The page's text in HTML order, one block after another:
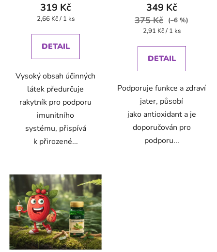
319 Kč
Měrná
2,66 Kč / 1 ks
DETAIL
Vysoký obsah účinných
látek předurčuje
rakytník pro podporu
imunitního
systému, přispívá
k přirozené...
349 Kč
375 Kč
(–6 %)
Měrná
2,91 Kč / 1 ks
DETAIL
Podporuje funkce a zdraví
jater, působí
jako antioxidant a je
doporučován pro
podporu...